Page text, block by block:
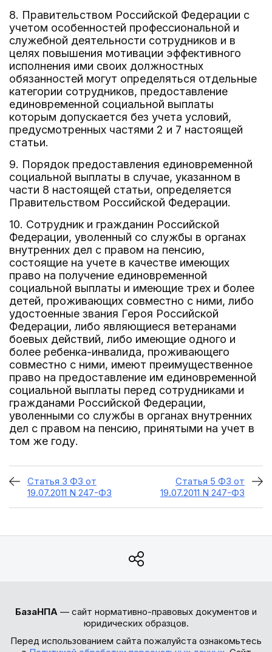
8. Правительством Российской Федерации с
учетом особенностей профессиональной и
служебной деятельности сотрудников и в
целях повышения мотивации эффективного
исполнения ими своих должностных
обязанностей могут определяться отдельные
категории сотрудников, предоставление
единовременной социальной выплаты
которым допускается без учета условий,
предусмотренных частями 2 и 7 настоящей
статьи.
9. Порядок предоставления единовременной
социальной выплаты в случае, указанном в
части 8 настоящей статьи, определяется
Правительством Российской Федерации.
10. Сотрудник и гражданин Российской
Федерации, уволенный со службы в органах
внутренних дел с правом на пенсию,
состоящие на учете в качестве имеющих
право на получение единовременной
социальной выплаты и имеющие трех и более
детей, проживающих совместно с ними, либо
удостоенные звания Героя Российской
Федерации, либо являющиеся ветеранами
боевых действий, либо имеющие одного и
более ребенка-инвалида, проживающего
совместно с ними, имеют преимущественное
право на предоставление им единовременной
социальной выплаты перед сотрудниками и
гражданами Российской Федерации,
уволенными со службы в органах внутренних
дел с правом на пенсию, принятыми на учет в
том же году.
Статья 3 ФЗ от
19.07.2011 N 247-ФЗ
Статья 5 ФЗ от
19.07.2011 N 247-ФЗ
БазаНПА — сайт нормативно-правовых документов и
юридических образцов.
Перед использованием сайта пожалуйста ознакомьтесь